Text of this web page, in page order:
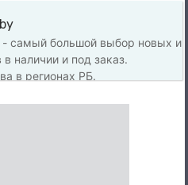
- самый большой выбор новых и
наличии и под заказ.
в регионах РБ.